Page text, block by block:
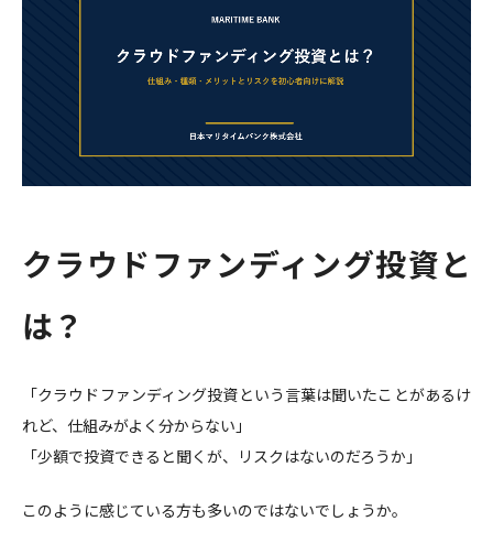
クラウドファンディング投資と
は？
「クラウドファンディング投資という言葉は聞いたことがあるけ
れど、仕組みがよく分からない」
「少額で投資できると聞くが、リスクはないのだろうか」
このように感じている方も多いのではないでしょうか。